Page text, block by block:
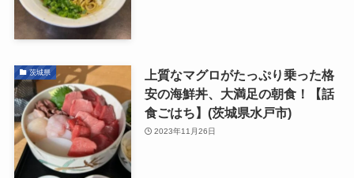
茨城県
上質なマグロがたっぷり乗った格
安の海鮮丼、大満足の朝食！【話
食ごはち】(茨城県水戸市)
2023年11月26日